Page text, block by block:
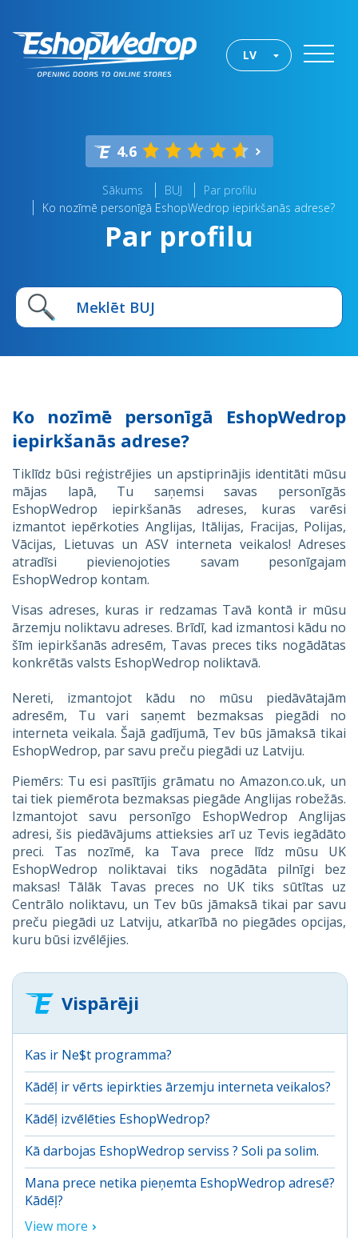
LV
4.6
Sākums BUJ
Par profilu
Ko nozīmē personīgā EshopWedrop iepirkšanās adrese?
Par profilu
Ko nozīmē personīgā EshopWedrop
iepirkšanās adrese?
Tiklīdz būsi reģistrējies un apstiprinājis identitāti mūsu
mājas lapā, Tu saņemsi savas personīgās
EshopWedrop iepirkšanās adreses, kuras varēsi
izmantot iepērkoties Anglijas, Itālijas, Fracijas, Polijas,
Vācijas, Lietuvas un ASV interneta veikalos! Adreses
atradīsi pievienojoties savam pesonīgajam
EshopWedrop kontam.
Visas adreses, kuras ir redzamas Tavā kontā ir mūsu
ārzemju noliktavu adreses. Brīdī, kad izmantosi kādu no
šīm iepirkšanās adresēm, Tavas preces tiks nogādātas
konkrētās valsts EshopWedrop noliktavā.
Nereti, izmantojot kādu no mūsu piedāvātajām
adresēm, Tu vari saņemt bezmaksas piegādi no
interneta veikala. Šajā gadījumā, Tev būs jāmaksā tikai
EshopWedrop, par savu preču piegādi uz Latviju.
Piemērs: Tu esi pasītījis grāmatu no Amazon.co.uk, un
tai tiek piemērota bezmaksas piegāde Anglijas robežās.
Izmantojot savu personīgo EshopWedrop Anglijas
adresi, šis piedāvājums attieksies arī uz Tevis iegādāto
preci. Tas nozīmē, ka Tava prece līdz mūsu UK
EshopWedrop noliktavai tiks nogādāta pilnīgi bez
maksas! Tālāk Tavas preces no UK tiks sūtītas uz
Centrālo noliktavu, un Tev būs jāmaksā tikai par savu
preču piegādi uz Latviju, atkarībā no piegādes opcijas,
kuru būsi izvēlējies.
Vispārēji
Kas ir Ne$t programma?
Kādēļ ir vērts iepirkties ārzemju interneta veikalos?
Kādēļ izvēlēties EshopWedrop?
Kā darbojas EshopWedrop serviss ? Soli pa solim.
Mana prece netika pieņemta EshopWedrop adresē?
Kādēļ?
View more